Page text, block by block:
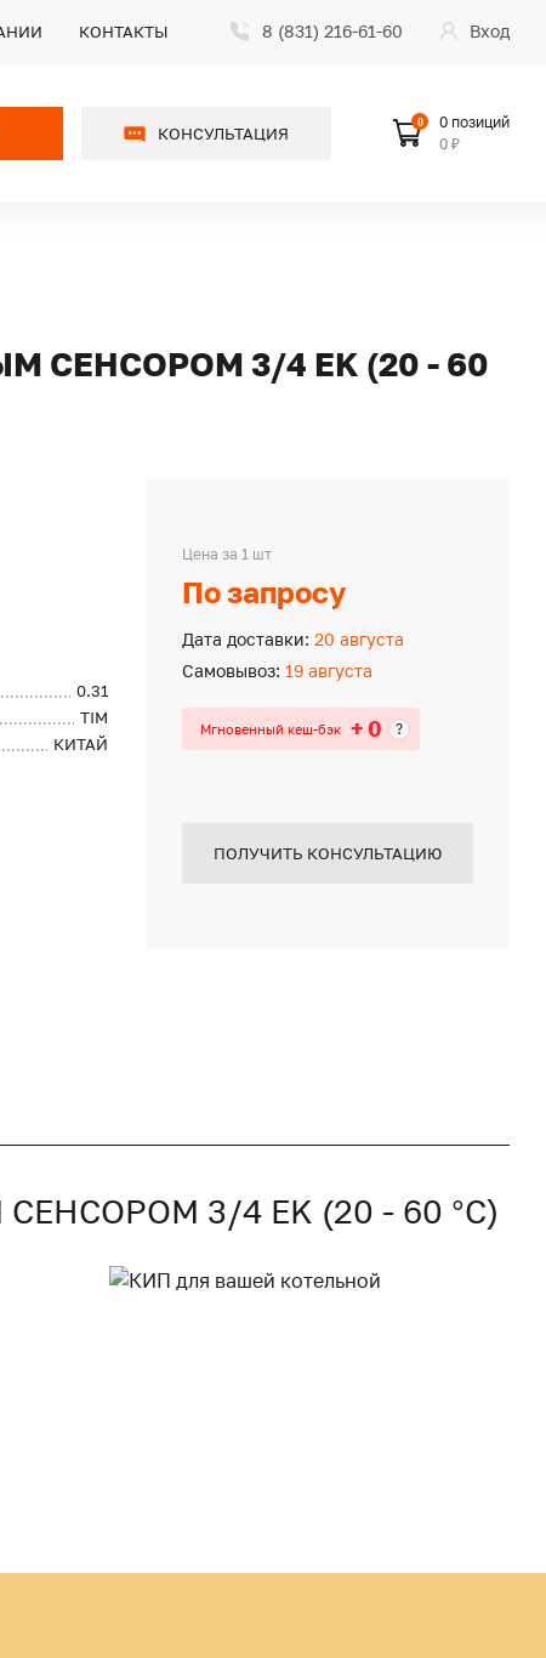
КОНТАКТЫ 8 (831) 216-61-60 Вход
КОНСУЛЬТАЦИЯ
0
0 позиций
0 ₽
СЕНСОРОМ 3/4 EK (20 - 60
0.31
TIM
КИТАЙ
Цена за 1 шт
По запросу
Дата доставки: 20 августа
Самовывоз: 19 августа
Мгновенный кеш-бэк + 0 ?
ПОЛУЧИТЬ КОНСУЛЬТАЦИЮ
3/4 EK (20 - 60 °C)